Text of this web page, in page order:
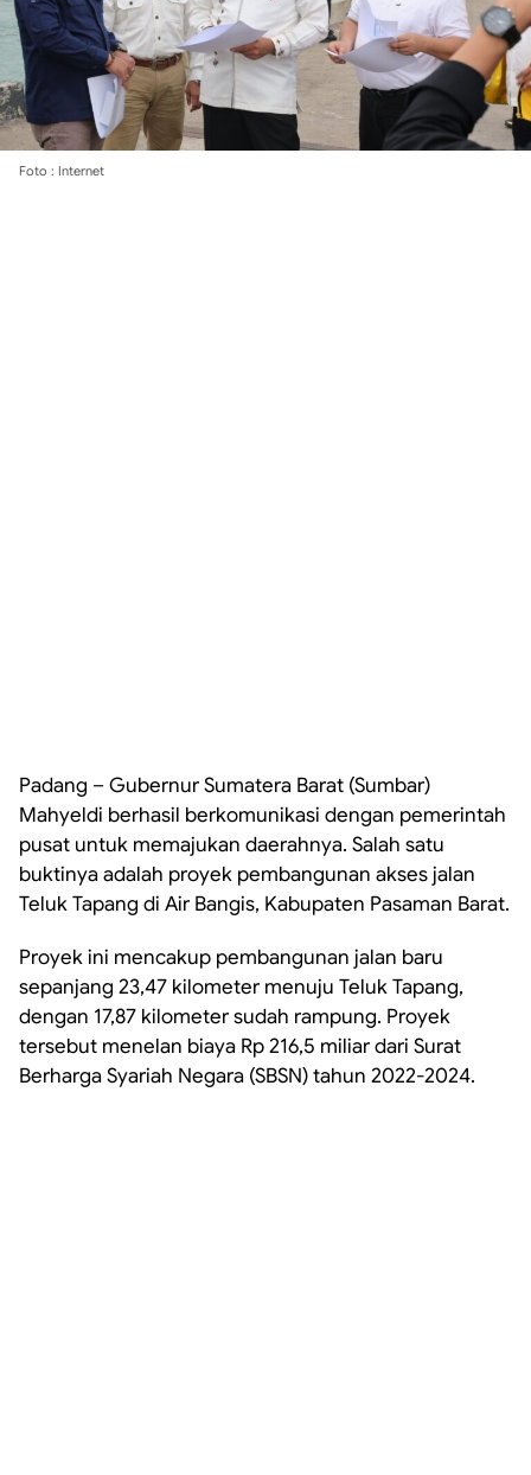
Foto : Internet
Padang – Gubernur Sumatera Barat (Sumbar)
Mahyeldi berhasil berkomunikasi dengan pemerintah
pusat untuk memajukan daerahnya. Salah satu
buktinya adalah proyek pembangunan akses jalan
Teluk Tapang di Air Bangis, Kabupaten Pasaman Barat.
Proyek ini mencakup pembangunan jalan baru
sepanjang 23,47 kilometer menuju Teluk Tapang,
dengan 17,87 kilometer sudah rampung. Proyek
tersebut menelan biaya Rp 216,5 miliar dari Surat
Berharga Syariah Negara (SBSN) tahun 2022-2024.